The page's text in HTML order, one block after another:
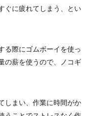
ぐに疲れてしまう、とい
る際にゴムボーイを使っ
の薪を使うので、ノコギ
しまい、作業に時間がか